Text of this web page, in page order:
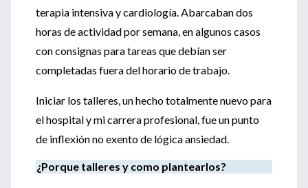
terapia intensiva y cardiología. Abarcaban dos
horas de actividad por semana, en algunos casos
con consignas para tareas que debían ser
completadas fuera del horario de trabajo.
Iniciar los talleres, un hecho totalmente nuevo para
el hospital y mi carrera profesional, fue un punto
de inflexión no exento de lógica ansiedad.
¿Porque talleres y como plantearlos?